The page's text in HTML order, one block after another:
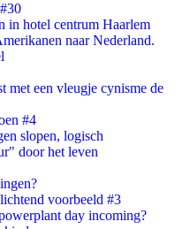
in hotel centrum Haarlem
naar Nederland.
met een vleugje cynisme de
#4
slopen, logisch
door het leven
voorbeeld #3
day incoming?